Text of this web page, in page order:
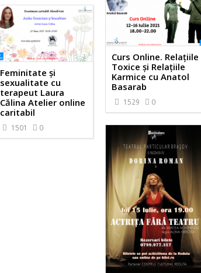
Curs Online. Relațiile
Toxice și Relațiile
Karmice cu Anatol
Basarab
1529 0
Feminitate și
sexualitate cu
terapeut Laura
Călina Atelier online
caritabil
1501 0